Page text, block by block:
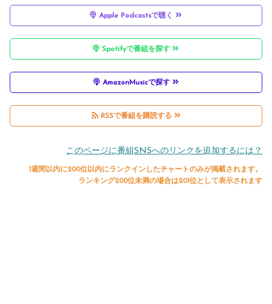
Apple Podcastsで聴く
Spotifyで番組を探す
AmazonMusicで探す
RSSで番組を購読する
このページに番組SNSへのリンクを追加するには？
1週間以内に200位以内にランクインしたチャートのみが掲載されます。
ランキング200位未満の場合は201位として表示されます